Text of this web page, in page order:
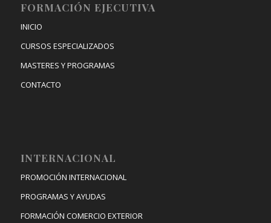
FORMACIÓN EJECUTIVA
INICIO
CURSOS ESPECIALIZADOS
MASTERES Y PROGRAMAS
CONTACTO
INTERNACIONAL
PROMOCIÓN INTERNACIONAL
PROGRAMAS Y AYUDAS
FORMACIÓN COMERCIO EXTERIOR